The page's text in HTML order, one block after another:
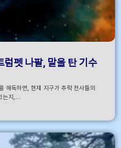
펫 나팔, 말을 탄 기수
해독하면, 현재 지구가 추락 천사들의
지,...